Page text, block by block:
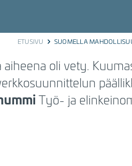
ETUSIVU SUOMELLA
oli vety.
Työ- ja